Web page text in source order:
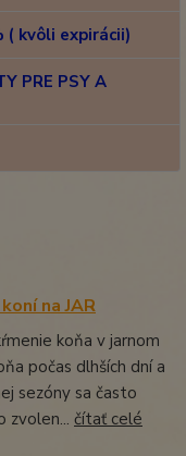
( kvôli expirácii)
PRE PSY A
na JAR
koňa v jarnom
počas dlhších dní a
sezóny sa často
zvolen... čítať celé